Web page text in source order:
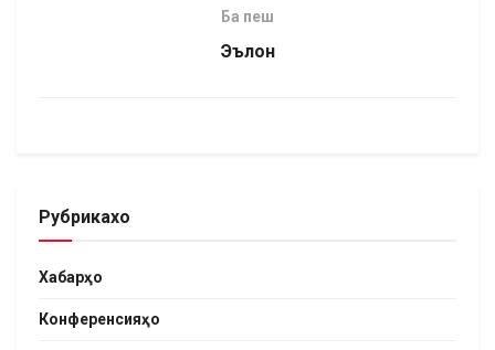
Ба пеш
Эълон
Рубрикахо
Хабарҳо
Конференсияҳо